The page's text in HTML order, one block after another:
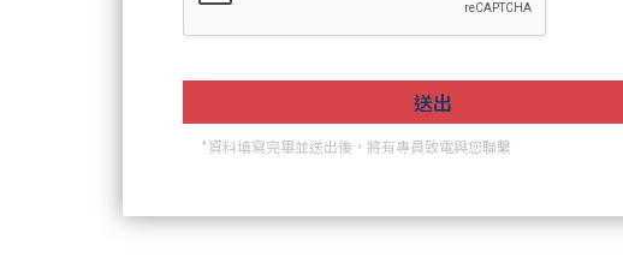
*資料填寫完畢並送出後，將有專員致電與您聯繫